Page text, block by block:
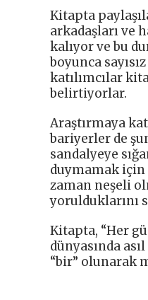
Kitapta
arkadaşları ve
kalıyor ve bu
boyunca
katılımcılar
belirtiyorlar.
Araştırmaya
bariyerler de
sandalyeye
duymamak
zaman neşeli
yorulduklarını
Kitapta, “Her
dünyasında
“bir” olunarak